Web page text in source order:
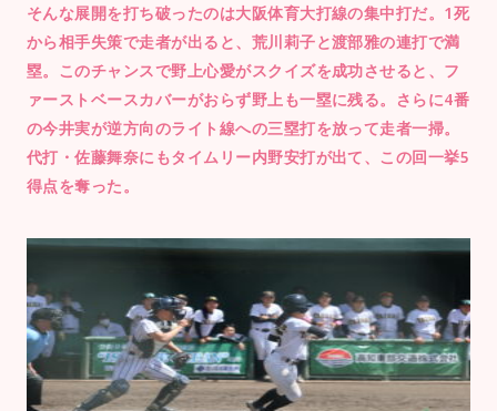
そんな展開を打ち破ったのは大阪体育大打線の集中打だ。1死
から相手失策で走者が出ると、荒川莉子と渡部雅の連打で満
塁。このチャンスで野上心愛がスクイズを成功させると、フ
ァーストベースカバーがおらず野上も一塁に残る。さらに4番
の今井実が逆方向のライト線への三塁打を放って走者一掃。
代打・佐藤舞奈にもタイムリー内野安打が出て、この回一挙5
得点を奪った。